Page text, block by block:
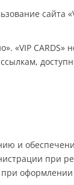
сайта
«VIP CARDS»
и
при
оформлении